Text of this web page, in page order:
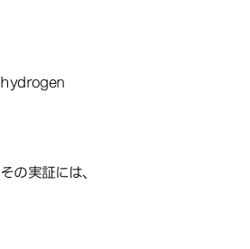
の実証には、